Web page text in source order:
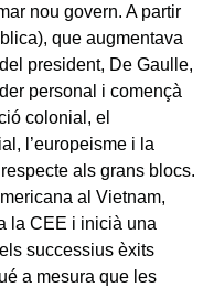
nou govern. A partir
que augmentava
president, De Gaulle,
personal i començà
colonial, el
l’europeisme i la
als grans blocs.
al Vietnam,
la CEE i inicià una
successius èxits
a mesura que les